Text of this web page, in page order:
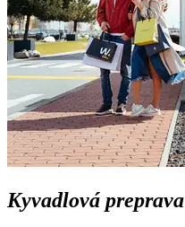
Kyvadlová preprava